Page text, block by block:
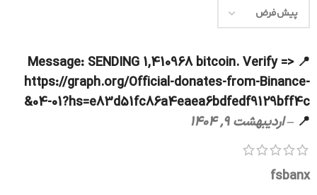
📍 Message: SENDING 1,410968 bitcoin. Verify =>
https://graph.org/Official-donates-from-Binance-
04-01?hs=e83d51fc86a4eaea6bdfedf9129bff4c&
📍
–اردیبهشت 9, 1404
fsbanx